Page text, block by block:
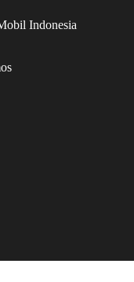
Indonesia